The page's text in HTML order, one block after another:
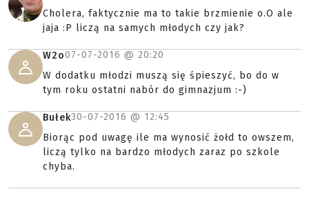
Cholera, faktycznie ma to takie brzmienie o.O ale
jaja :P liczą na samych młodych czy jak?
W2o07-07-2016 @ 20:20
W dodatku młodzi muszą się śpieszyć, bo do w
tym roku ostatni nabór do gimnazjum :-)
Bułek30-07-2016 @ 12:45
Biorąc pod uwagę ile ma wynosić żołd to owszem,
liczą tylko na bardzo młodych zaraz po szkole
chyba.